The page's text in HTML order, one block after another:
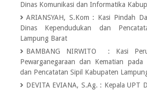
Dinas Komunikasi dan Informatika
ARIANSYAH, S.Kom : Kasi Pindah
Dinas Kependudukan dan
Lampung Barat
BAMBANG NIRWITO
:
Kasi
Pewarganegaraan dan Kematian pada
dan Pencatatan Sipil Kabupaten
DEVITA EVIANA, S.Ag. : Kepala UPT